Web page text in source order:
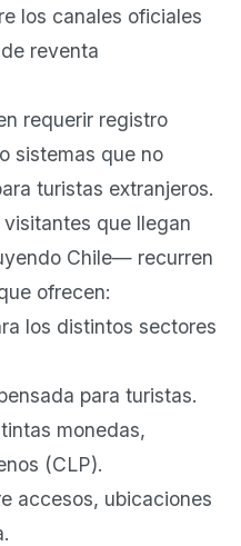
los canales oficiales
reventa
requerir registro
sistemas que no
turistas extranjeros.
que llegan
Chile— recurren
ofrecen:
los distintos sectores
para turistas.
monedas,
(CLP).
accesos, ubicaciones